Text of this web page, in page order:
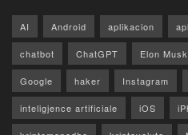
AI Android aplikacion
chatbot ChatGPT Elon Musk
Google haker Instagram
inteligjence artificiale iOS